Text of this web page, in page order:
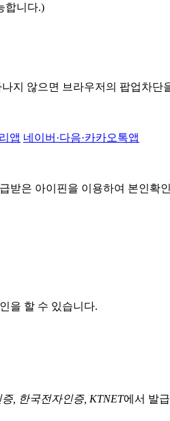
합니다.)
지 않으면 브라우저의 팝업차단
앱 네이버·다음·카카오톡앱
받은 아이핀을 이용하여 본인확
을 할 수 있습니다.
, 한국전자인증, KTNET에서 발